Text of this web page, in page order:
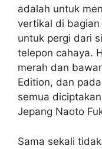
adalah untuk
vertikal di
untuk pergi dari
telepon cahaya.
merah dan
Edition, dan
semua
Jepang Naoto
Sama sekali